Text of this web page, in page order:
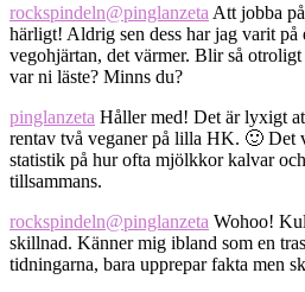
rockspindeln@pinglanzeta Att jobba
härligt! Aldrig sen dess har jag varit på
vegohjärtan, det värmer. Blir så
var ni läste? Minns du?
pinglanzeta Håller med! Det är lyxigt
rentav två veganer på lilla HK. 🙂 Det
statistik på hur ofta mjölkkor kalvar
tillsammans.
rockspindeln@pinglanzeta Wohoo!
skillnad. Känner mig ibland som en
tidningarna, bara upprepar fakta men